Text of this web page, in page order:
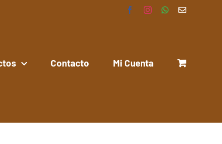
FacebookInstagramWhatsApp
Correo
Contacto Mi Cuenta